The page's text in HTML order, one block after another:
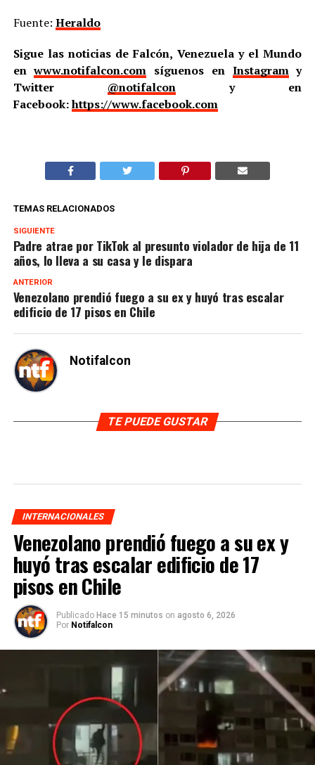
Fuente: Heraldo
Sigue las noticias de Falcón, Venezuela y el Mundo
enwww.notifalcon.com síguenos en Instagramy
Twitter @notifalcony en
Facebook:https://www.facebook.com
TEMAS RELACIONADOS
SIGUIENTE
Padre atrae por TikTok al presunto violador de hija de 11
años, lo lleva a su casa y le dispara
ANTERIOR
Venezolano prendió fuego a su ex y huyó tras escalar
edificio de 17 pisos en Chile
Notifalcon
TE PUEDE GUSTAR
INTERNACIONALES
Venezolano prendió fuego a su ex y
huyó tras escalar edificio de 17
pisos en Chile
Publicado Hace 15 minutos on agosto 6, 2026
Por Notifalcon